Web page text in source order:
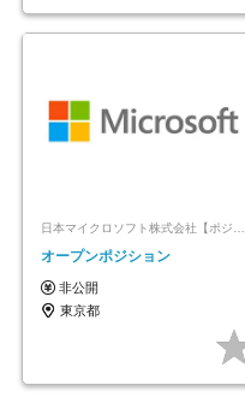
日本マイクロソフト株式会社【ポジションマッチ登録】
オープンポジション
非公開
東京都